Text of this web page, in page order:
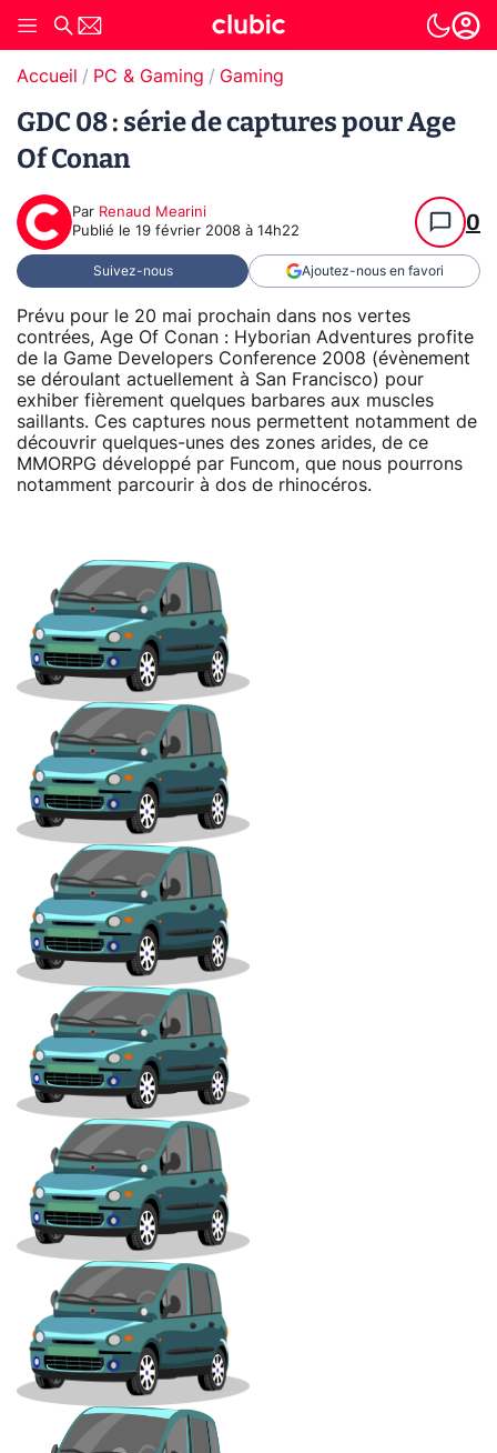
Accueil PC & Gaming Gaming
GDC 08 : série de captures pour Age
Of Conan
Par Renaud Mearini
Publié le 19 février 2008 à 14h22 0
Suivez-nous Ajoutez-nous en favori
Prévu pour le 20 mai prochain dans nos vertes
contrées, Age Of Conan : Hyborian Adventures profite
de la Game Developers Conference 2008 (évènement
se déroulant actuellement à San Francisco) pour
exhiber fièrement quelques barbares aux muscles
saillants. Ces captures nous permettent notamment de
découvrir quelques-unes des zones arides, de ce
MMORPG développé par Funcom, que nous pourrons
notamment parcourir à dos de rhinocéros.